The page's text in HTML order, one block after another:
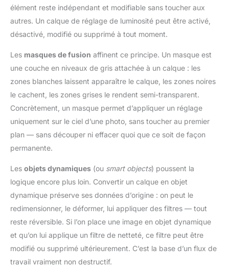
élément reste indépendant et modifiable sans toucher aux
autres. Un calque de réglage de luminosité peut être activé,
désactivé, modifié ou supprimé à tout moment.
Les masques de fusion affinent ce principe. Un masque est
une couche en niveaux de gris attachée à un calque : les
zones blanches laissent apparaître le calque, les zones noires
le cachent, les zones grises le rendent semi-transparent.
Concrètement, un masque permet d’appliquer un réglage
uniquement sur le ciel d’une photo, sans toucher au premier
plan — sans découper ni effacer quoi que ce soit de façon
permanente.
Les objets dynamiques (ou smart objects) poussent la
logique encore plus loin. Convertir un calque en objet
dynamique préserve ses données d’origine : on peut le
redimensionner, le déformer, lui appliquer des filtres — tout
reste réversible. Si l’on place une image en objet dynamique
et qu’on lui applique un filtre de netteté, ce filtre peut être
modifié ou supprimé ultérieurement. C’est la base d’un flux de
travail vraiment non destructif.